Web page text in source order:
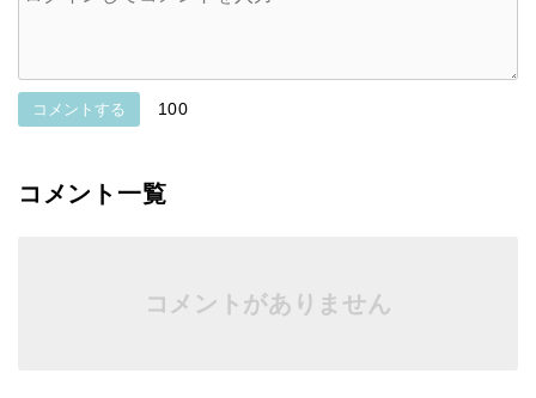
コメントする 100
コメント一覧
コメントがありません